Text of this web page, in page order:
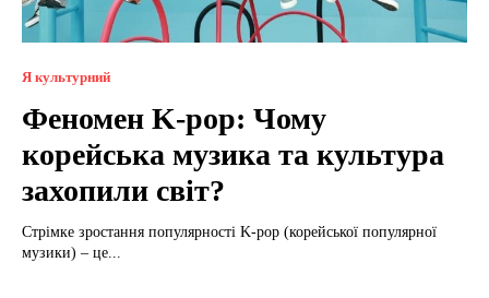
Я культурний
Феномен K-pop: Чому
корейська музика та культура
захопили світ?
Стрімке зростання популярності K-pop (корейської популярної
музики) – це...